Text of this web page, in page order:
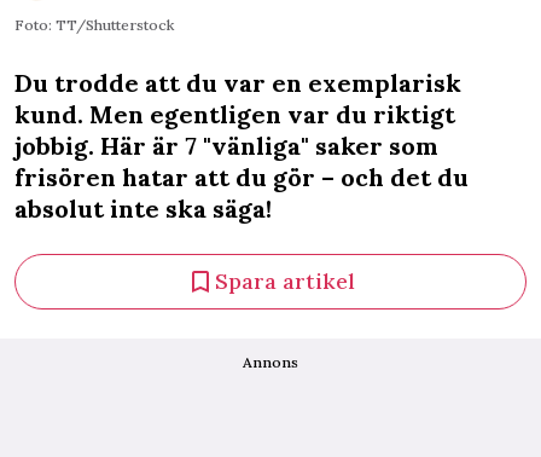
Foto: TT/Shutterstock
Du trodde att du var en exemplarisk
kund. Men egentligen var du riktigt
jobbig. Här är 7 "vänliga" saker som
frisören hatar att du gör – och det du
absolut inte ska säga!
Spara artikel
Annons